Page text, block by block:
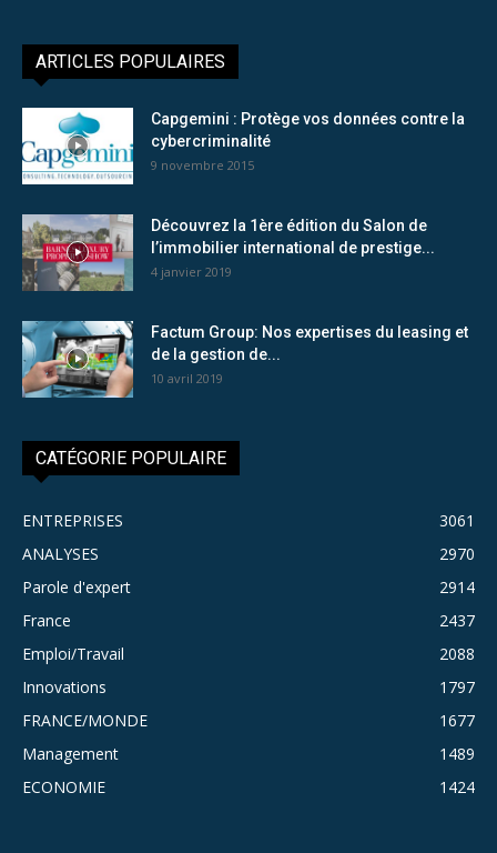
ARTICLES POPULAIRES
Capgemini : Protège vos données contre la
cybercriminalité
9 novembre 2015
Découvrez la 1ère édition du Salon de
l’immobilier international de prestige...
4 janvier 2019
Factum Group: Nos expertises du leasing et
de la gestion de...
10 avril 2019
CATÉGORIE POPULAIRE
ENTREPRISES
3061
ANALYSES
2970
Parole d'expert
2914
France
2437
Emploi/Travail
2088
Innovations
1797
FRANCE/MONDE
1677
Management
1489
ECONOMIE
1424